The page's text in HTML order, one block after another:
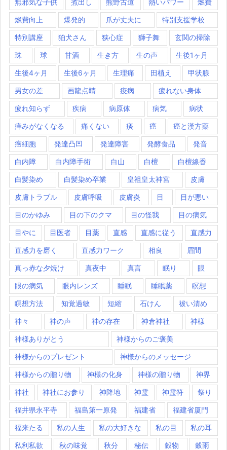
燃費向上 爆発的 爪が丈夫に 特別支援学校
特別講座 狛犬さん 狭心症 獅子舞 玄関の掃除
珠 球 甘酒 生き方 生の声 生後1ヶ月
生後4ヶ月 生後6ヶ月 生理痛 田植え 甲状腺
男女の差 画龍点睛 疫病 疲れない身体
疲れ知らず 疾病 病原体 病気 病状
痒みがなくなる 痛くない 痰 癌 癌と漢方薬
癌細胞 発達凸凹 発達障害 発酵食品 発音
白内障 白内障手術 白山 白檀 白檀線香
白髪染め 白髪染め卒業 皇祖皇太神宮 皮膚
皮膚トラブル 皮膚呼吸 皮膚炎 目 目が悪い
目のかゆみ 目の下のクマ 目の怪我 目の病気
目やに 目医者 目薬 直感 直感に従う 直感力
直感力を磨く 直感力ワーク 相良 眉間
真っ赤な夕焼け 真夜中 真言 眠り 眼
眼の病気 眼内レンズ 睡眠 睡眠薬 瞑想
瞑想方法 知覚過敏 短縮 石けん 祓い清め
神々 神の声 神の存在 神倉神社 神様
神様ありがとう 神様からのご褒美
神様からのプレゼント 神様からのメッセージ
神様からの贈り物 神様の化身 神様の贈り物 神界
神社 神社にお参り 神降地 神霊 神霊符 祭り
福井県永平寺 福島第一原発 福建省 福建省厦門
福来たる 私の人生 私の大好きな 私の目 私の耳
私利私欲 秋の味覚 秋分 秘伝 穀物 穀雨